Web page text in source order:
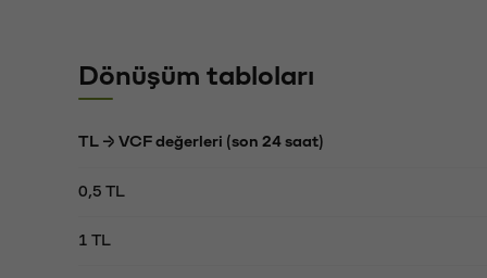
Dönüşüm tabloları
TL → VCF değerleri (son 24 saat)
0,5 TL
1 TL